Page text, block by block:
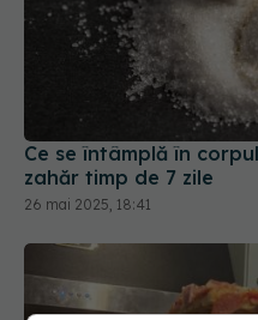
Ce se întâmplă în
zahăr timp de 7 zile
26 mai 2025, 18:41